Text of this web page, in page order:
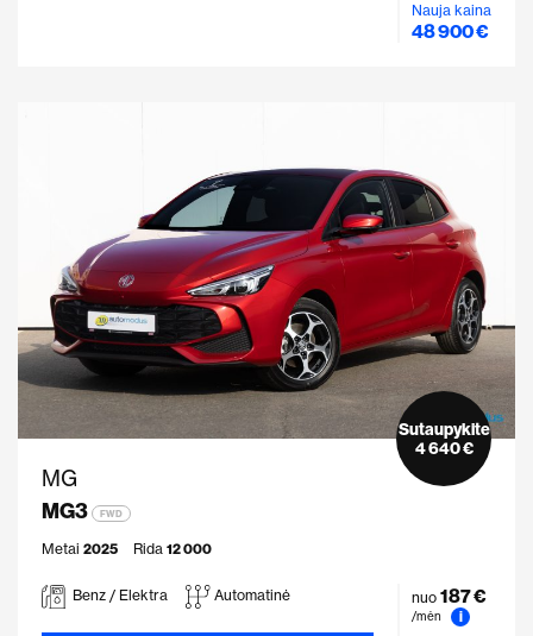
Nauja kaina
48 900 €
MG
MG3
FWD
Metai 2025 Rida 12 000
Sutaupykite
4 640 €
Benz / Elektra Automatinė nuo 187 €
/mėn
i